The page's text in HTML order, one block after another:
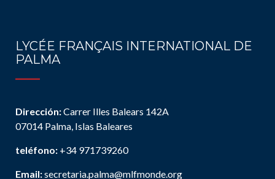
LYCÉE FRANÇAIS INTERNATIONAL DE
PALMA
Dirección:Carrer Illes Balears 142A
07014 Palma, Islas Baleares
teléfono: +34 971739260
Email:secretaria.palma@mlfmonde.org